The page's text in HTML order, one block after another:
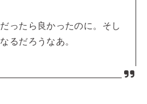
ったら良かったのに。そし
るだろうなあ。